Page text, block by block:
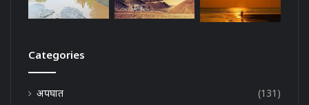
Categories
अपघात
(131)